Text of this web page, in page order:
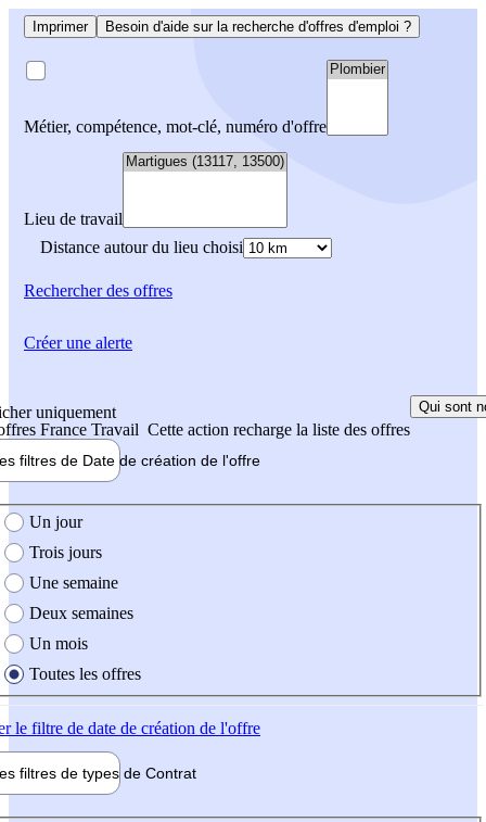
Imprimer Besoin d'aide sur la recherche d'offres d'emploi ?
Métier, compétence, mot-clé, numéro d'offre
Lieu de travail
Distance autour du lieu choisi
Rechercherdes offres
uniquement
France Travail Cette action recharge la liste des offres
Qui sont
filtres de Date de création de l'offre
création de l'offre
Un jour
Trois jours
Une semaine
Deux semaines
Un mois
Toutes les offres
le filtre de date de création de l'offre
filtres de types de Contrat
Créer une alerte